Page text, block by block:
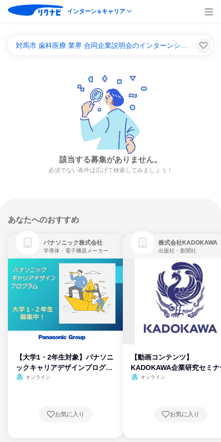
インターン＆キャリア
該当する募集がありません。
必須でない条件は広げて検索してみましょう！
あなたへのおすすめ
パナソニック株式会社
半導体・電子機器メーカー
【大学1・2年生対象】パナソニ
ックキャリアデザインプログラ
ム
オンライン
お気に入り
株式会社KADOKAWA
出版社・新聞社
【動画コンテンツ】
KADOKAWA企業研究セミナ
オンライン
お気に入り